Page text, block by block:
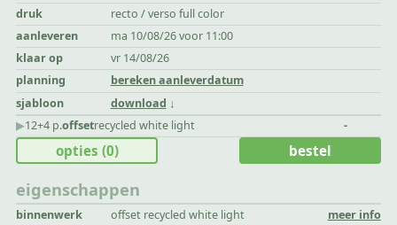
druk
recto / verso full color
aanleveren
ma 10/08/26 voor 11:00
klaar op
vr 14/08/26
planning
bereken aanleverdatum
sjabloon
download
▶︎12+4 p.offsetrecycled white light -
eigenschappen
binnenwerk offset recycled white light meer info
opties (0) bestel